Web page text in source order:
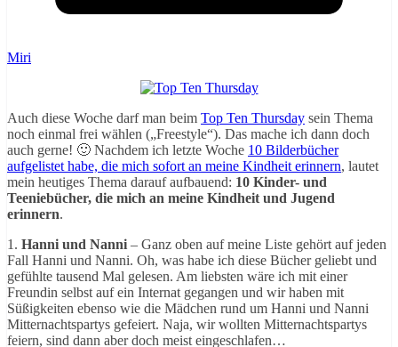
Miri
Auch diese Woche darf man beim Top Ten Thursday sein Thema
noch einmal frei wählen („Freestyle“). Das mache ich dann doch
auch gerne! 🙂 Nachdem ich letzte Woche 10 Bilderbücher
aufgelistet habe, die mich sofort an meine Kindheit erinnern, lautet
mein heutiges Thema darauf aufbauend: 10 Kinder- und
Teeniebücher, die mich an meine Kindheit und Jugend
erinnern.
1. Hanni und Nanni – Ganz oben auf meine Liste gehört auf jeden
Fall Hanni und Nanni. Oh, was habe ich diese Bücher geliebt und
gefühlte tausend Mal gelesen. Am liebsten wäre ich mit einer
Freundin selbst auf ein Internat gegangen und wir haben mit
Süßigkeiten ebenso wie die Mädchen rund um Hanni und Nanni
Mitternachtspartys gefeiert. Naja, wir wollten Mitternachtspartys
feiern, sind dann aber doch meist eingeschlafen…